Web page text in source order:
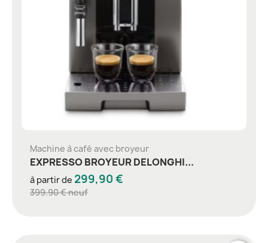
Machine à café avec broyeur
EXPRESSO BROYEUR DELONGHI...
à partir de 299,90 €
399.90 € neuf